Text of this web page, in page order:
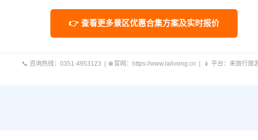
👉 查看更多景区优惠合集方案及实时报价
📞 咨询热线：0351-4953123 | 🌐 官网：https://www.lailvxing.cn | 📱 平台：来旅行旅